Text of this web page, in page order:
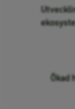
Ökad